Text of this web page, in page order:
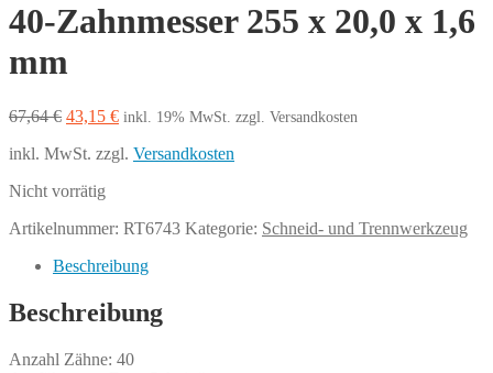
40-Zahnmesser 255 x 20,0 x 1,6
mm
67,64€ Ursprünglicher
war:
43,15 €Aktueller
ist:
inkl. 19% MwSt. zzgl. Versandkosten
inkl. MwSt. zzgl. Versandkosten
Nicht vorrätig
Artikelnummer: RT6743 Kategorie: Schneid- und Trennwerkzeug
Beschreibung
Beschreibung
Anzahl Zähne: 40